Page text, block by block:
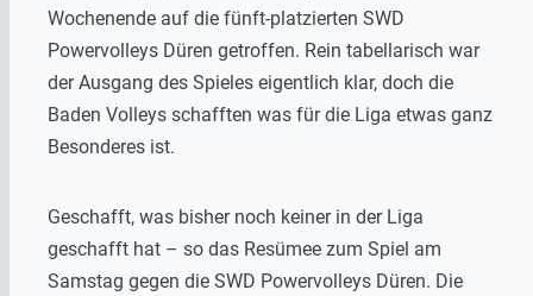
Wochenende auf die fünft-platzierten SWD
Powervolleys Düren getroffen. Rein tabellarisch war
der Ausgang des Spieles eigentlich klar, doch die
Baden Volleys schafften was für die Liga etwas ganz
Besonderes ist.
Geschafft, was bisher noch keiner in der Liga
geschafft hat – so das Resümee zum Spiel am
Samstag gegen die SWD Powervolleys Düren. Die